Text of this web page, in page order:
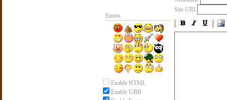
Emots
Enable HTML
Enable UBB
Site URI